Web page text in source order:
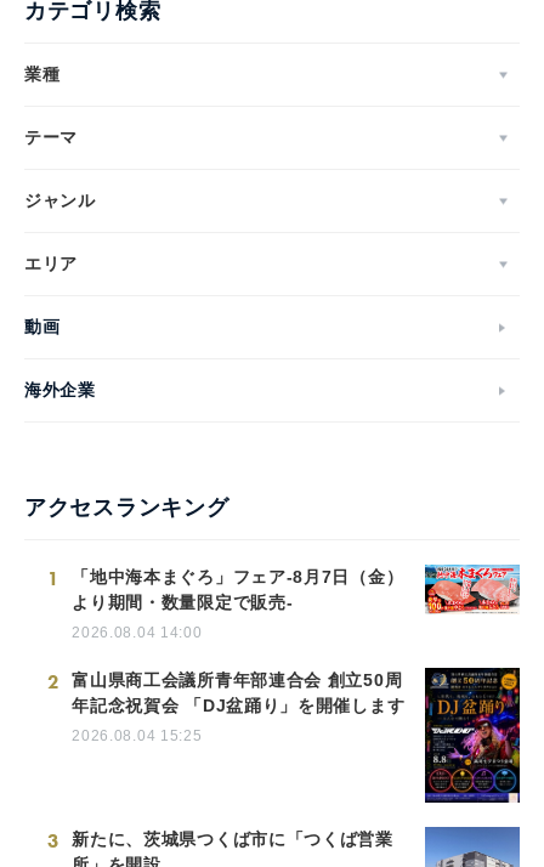
カテゴリ検索
業種
テーマ
ジャンル
エリア
動画
海外企業
アクセスランキング
1
「地中海本まぐろ」フェア-8月7日（金）
より期間・数量限定で販売-
2026.08.04 14:00
2
富山県商工会議所青年部連合会 創立50周
年記念祝賀会 「DJ盆踊り」を開催します
2026.08.04 15:25
3
新たに、茨城県つくば市に「つくば営業